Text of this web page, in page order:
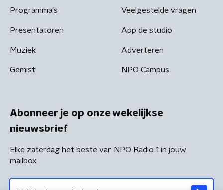
Programma's
Presentatoren
Muziek
Gemist
Veelgestelde vragen
App de studio
Adverteren
NPO Campus
Abonneer je op onze wekelijkse
nieuwsbrief
Elke zaterdag het beste van NPO Radio 1 in jouw
mailbox